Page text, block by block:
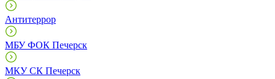
Антитеррор
МБУ ФОК Печерск
МКУ СК Печерск